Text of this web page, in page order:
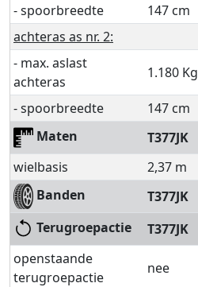
- spoorbreedte
147 cm
achteras as nr. 2:
- max. aslast
achteras
1.180 Kg
- spoorbreedte
147 cm
Maten
T377JK
wielbasis
2,37 m
Banden
T377JK
Terugroepactie
T377JK
openstaande
terugroepactie
nee